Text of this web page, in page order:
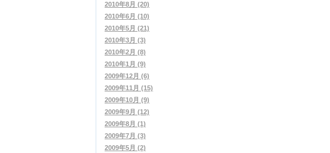
2010年8月 (20)
2010年6月 (10)
2010年5月 (21)
2010年3月 (3)
2010年2月 (8)
2010年1月 (9)
2009年12月 (6)
2009年11月 (15)
2009年10月 (9)
2009年9月 (12)
2009年8月 (1)
2009年7月 (3)
2009年5月 (2)